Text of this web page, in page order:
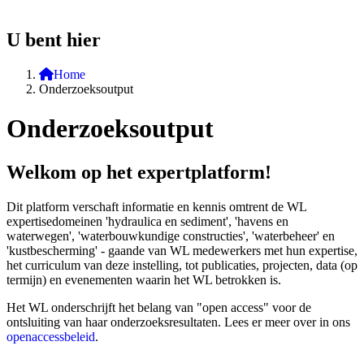
U bent hier
Home
Onderzoeksoutput
Onderzoeksoutput
Welkom op het expertplatform!
Dit platform verschaft informatie en kennis omtrent de WL
expertisedomeinen 'hydraulica en sediment', 'havens en
waterwegen', 'waterbouwkundige constructies', 'waterbeheer' en
'kustbescherming' - gaande van WL medewerkers met hun expertise,
het curriculum van deze instelling, tot publicaties, projecten, data (op
termijn) en evenementen waarin het WL betrokken is.
Het WL onderschrijft het belang van "open access" voor de
ontsluiting van haar onderzoeksresultaten. Lees er meer over in ons
openaccessbeleid.